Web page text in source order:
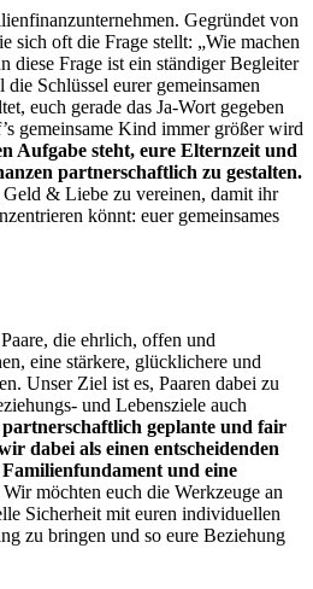
Gegründet von
sich oft die Frage stellt: „Wie machen
diese Frage ist ein ständiger Begleiter
Schlüssel eurer gemeinsamen
euch gerade das Ja-Wort gegeben
gemeinsame Kind immer größer wird
Aufgabe steht, eure Elternzeit und
partnerschaftlich zu gestalten.
& Liebe zu vereinen, damit ihr
könnt: euer gemeinsames
die ehrlich, offen und
eine stärkere, glücklichere und
Unser Ziel ist es, Paaren dabei zu
und Lebensziele auch
geplante und fair
dabei als einen entscheidenden
und eine
Wir möchten euch die Werkzeuge an
Sicherheit mit euren individuellen
zu bringen und so eure Beziehung